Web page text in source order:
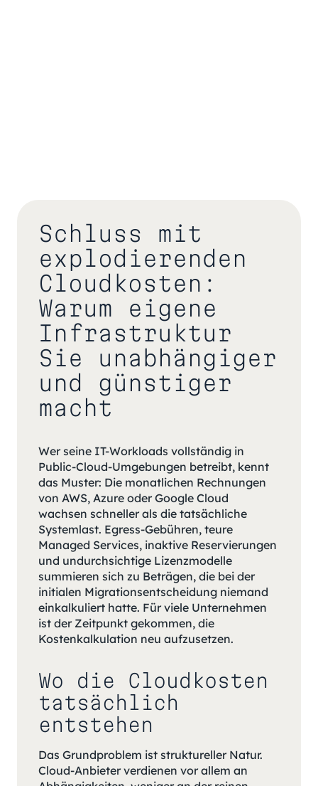
Schluss mit
explodierenden
Cloudkosten:
Warum eigene
Infrastruktur
Sie unabhängiger
und günstiger
macht
Wer seine IT-Workloads vollständig in
Public-Cloud-Umgebungen betreibt, kennt
das Muster: Die monatlichen Rechnungen
von AWS, Azure oder Google Cloud
wachsen schneller als die tatsächliche
Systemlast. Egress-Gebühren, teure
Managed Services, inaktive Reservierungen
und undurchsichtige Lizenzmodelle
summieren sich zu Beträgen, die bei der
initialen Migrationsentscheidung niemand
einkalkuliert hatte. Für viele Unternehmen
ist der Zeitpunkt gekommen, die
Kostenkalkulation neu aufzusetzen.
Wo die Cloudkosten
tatsächlich
entstehen
Das Grundproblem ist struktureller Natur.
Cloud-Anbieter verdienen vor allem an